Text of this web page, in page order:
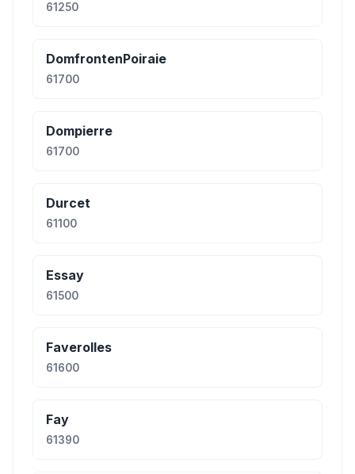
61250
DomfrontenPoiraie
61700
Dompierre
61700
Durcet
61100
Essay
61500
Faverolles
61600
Fay
61390